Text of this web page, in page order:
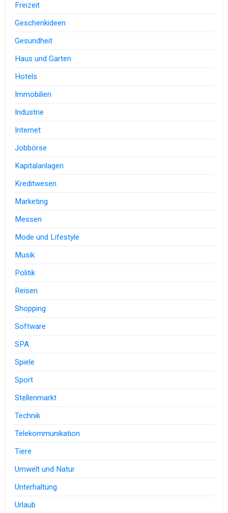
Freizeit
Geschenkideen
Gesundheit
Haus und Garten
Hotels
Immobilien
Industrie
Internet
Jobbörse
Kapitalanlagen
Kreditwesen
Marketing
Messen
Mode und Lifestyle
Musik
Politik
Reisen
Shopping
Software
SPA
Spiele
Sport
Stellenmarkt
Technik
Telekommunikation
Tiere
Umwelt und Natur
Unterhaltung
Urlaub